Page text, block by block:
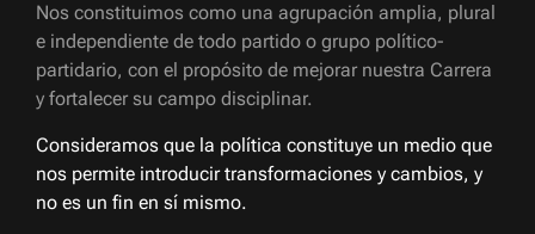
Nos constituimos como una agrupación amplia, plural
e independiente de todo partido o grupo político-
partidario, con el propósito de mejorar nuestra Carrera
y fortalecer su campo disciplinar.
Consideramos que la política constituye un medio que
nos permite introducir transformaciones y cambios, y
no es un fin en sí mismo.